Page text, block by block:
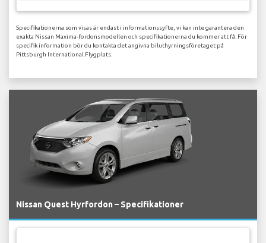
Specifikationerna som visas är endast i informationssyfte, vi kan inte garantera den
exakta Nissan Maxima-fordonsmodellen och specifikationerna du kommer att få. För
specifik information bör du kontakta det angivna biluthyrningsföretaget på
Pittsburgh International Flygplats.
Nissan Quest Hyrfordon – Specifikationer